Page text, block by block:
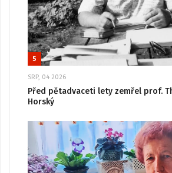
5
SRP, 04 2026
Před pětadvaceti lety zemřel prof.
Horský